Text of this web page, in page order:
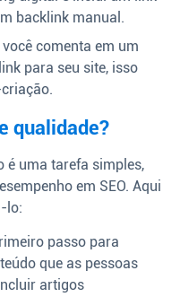
backlink manual.
você comenta em um
para seu site, isso
qualidade?
é uma tarefa simples,
em SEO. Aqui
lo:
passo para
que as pessoas
artigos